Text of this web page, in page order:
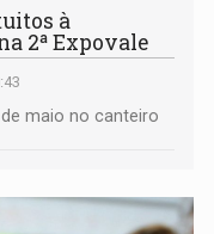
à
2ª Expovale
maio no canteiro